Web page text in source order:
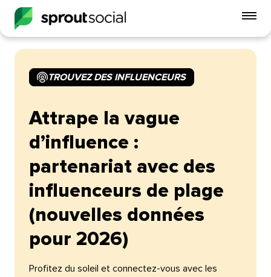
TROUVEZ DES INFLUENCEURS​​
Attrape la vague
d’influence :
partenariat avec des
influenceurs de plage
(nouvelles données
pour 2026)​​
Profitez du soleil et connectez-vous avec les